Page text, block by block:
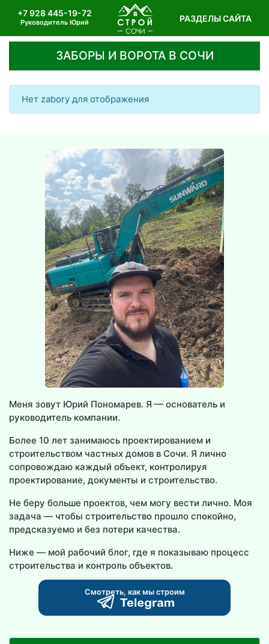
+7 928 445-19-72
Руководитель Юрий РАЗДЕЛЫ САЙТА
ЗАБОРЫ И ВОРОТА В СОЧИ
Нет zabory для отображения
Меня зовут Юрий Пономарев. Я — основатель и
руководитель компании.
Более 10 лет занимаюсь проектированием и
строительством частных домов в Сочи. Я лично
сопровождаю каждый объект, контролируя
проектирование, документы и строительство.
Не беру больше проектов, чем могу вести лично. Моя
задача — чтобы строительство прошло спокойно,
предсказуемо и без потери качества.
Ниже — мой рабочий блог, где я показываю процесс
строительства и контроль объектов.
Смотреть, как мы строим